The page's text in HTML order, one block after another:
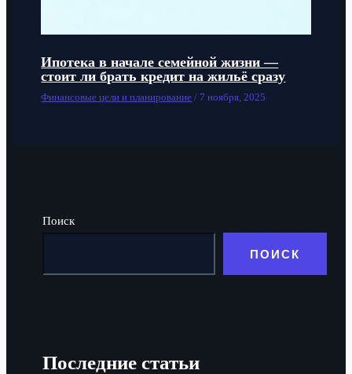
Ипотека в начале семейной жизни —
стоит ли брать кредит на жильё сразу
Финансовые цели и планирование /7 ноября, 2025
Поиск
ПОИСК
Последние статьи